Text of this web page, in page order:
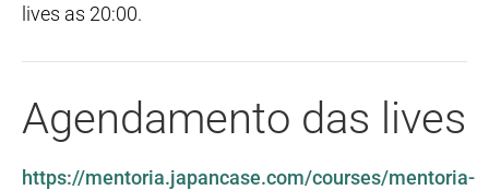
lives as 20:00.
Agendamento das lives
https://mentoria.japancase.com/courses/mentoria-